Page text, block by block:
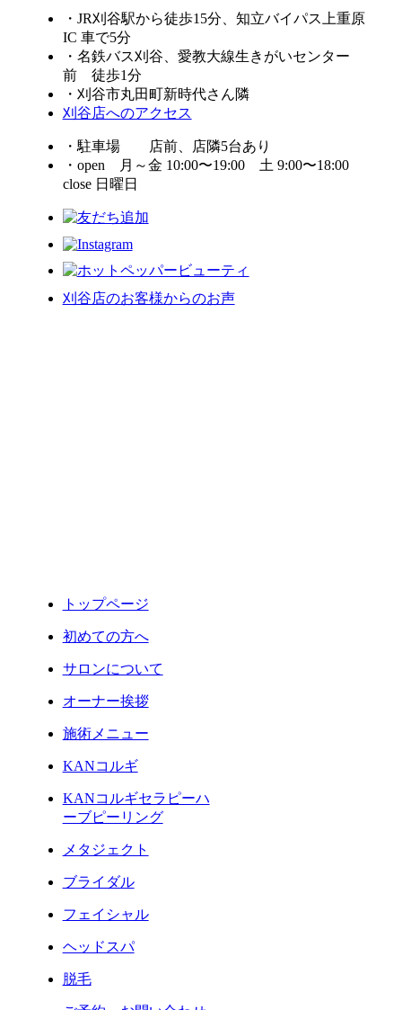
・JR刈谷駅から徒歩15分、知立バイパス上重原
IC 車で5分
・名鉄バス刈谷、愛教大線生きがいセンター
前 徒歩1分
・刈谷市丸田町新時代さん隣
刈谷店へのアクセス
・駐車場 店前、店隣5台あり
・open 月～金 10:00〜19:00 土 9:00〜18:00
close 日曜日
刈谷店のお客様からのお声
トップページ
初めての方へ
サロンについて
オーナー挨拶
施術メニュー
KANコルギ
KANコルギセラピーハ
ーブピーリング
メタジェクト
ブライダル
フェイシャル
ヘッドスパ
脱毛